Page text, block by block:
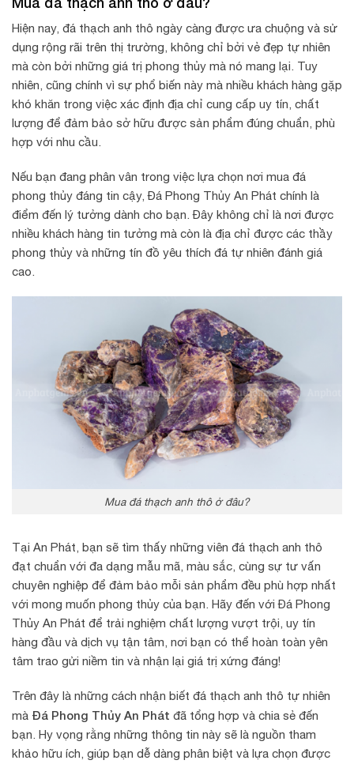
Hiện nay, đá thạch anh thô ngày càng được ưa chuộng và sử
dụng rộng rãi trên thị trường, không chỉ bởi vẻ đẹp tự nhiên
mà còn bởi những giá trị phong thủy mà nó mang lại. Tuy
nhiên, cũng chính vì sự phổ biến này mà nhiều khách hàng gặp
khó khăn trong việc xác định địa chỉ cung cấp uy tín, chất
lượng để đảm bảo sở hữu được sản phẩm đúng chuẩn, phù
hợp với nhu cầu.
Nếu bạn đang phân vân trong việc lựa chọn nơi mua đá
phong thủy đáng tin cậy, Đá Phong Thủy An Phát chính là
điểm đến lý tưởng dành cho bạn. Đây không chỉ là nơi được
nhiều khách hàng tin tưởng mà còn là địa chỉ được các thầy
phong thủy và những tín đồ yêu thích đá tự nhiên đánh giá
cao.
Mua đá thạch anh thô ở đâu?
Tại An Phát, bạn sẽ tìm thấy những viên đá thạch anh thô
đạt chuẩn với đa dạng mẫu mã, màu sắc, cùng sự tư vấn
chuyên nghiệp để đảm bảo mỗi sản phẩm đều phù hợp nhất
với mong muốn phong thủy của bạn. Hãy đến với Đá Phong
Thủy An Phát để trải nghiệm chất lượng vượt trội, uy tín
hàng đầu và dịch vụ tận tâm, nơi bạn có thể hoàn toàn yên
tâm trao gửi niềm tin và nhận lại giá trị xứng đáng!
Trên đây là những cách nhận biết đá thạch anh thô tự nhiên
mà Đá Phong Thủy An Phát đã tổng hợp và chia sẻ đến
bạn. Hy vọng rằng những thông tin này sẽ là nguồn tham
khảo hữu ích, giúp bạn dễ dàng phân biệt và lựa chọn được